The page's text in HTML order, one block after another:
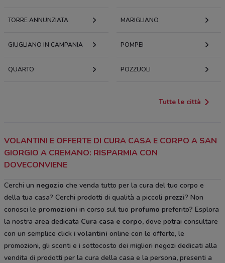
TORRE ANNUNZIATA MARIGLIANO
GIUGLIANO IN CAMPANIA POMPEI
QUARTO POZZUOLI
Tutte le città
VOLANTINI E OFFERTE DI CURA CASA E CORPO A SAN
GIORGIO A CREMANO: RISPARMIA CON
DOVECONVIENE
Cerchi un negozio che venda tutto per la cura del tuo corpo e
della tua casa? Cerchi prodotti di qualità a piccoli prezzi? Non
conosci le promozioni in corso sul tuo profumo preferito? Esplora
la nostra area dedicata Cura casa e corpo, dove potrai consultare
con un semplice click i volantini online con le offerte, le
promozioni, gli sconti e i sottocosto dei migliori negozi dedicati alla
vendita di prodotti per la cura della casa e la persona, presenti a